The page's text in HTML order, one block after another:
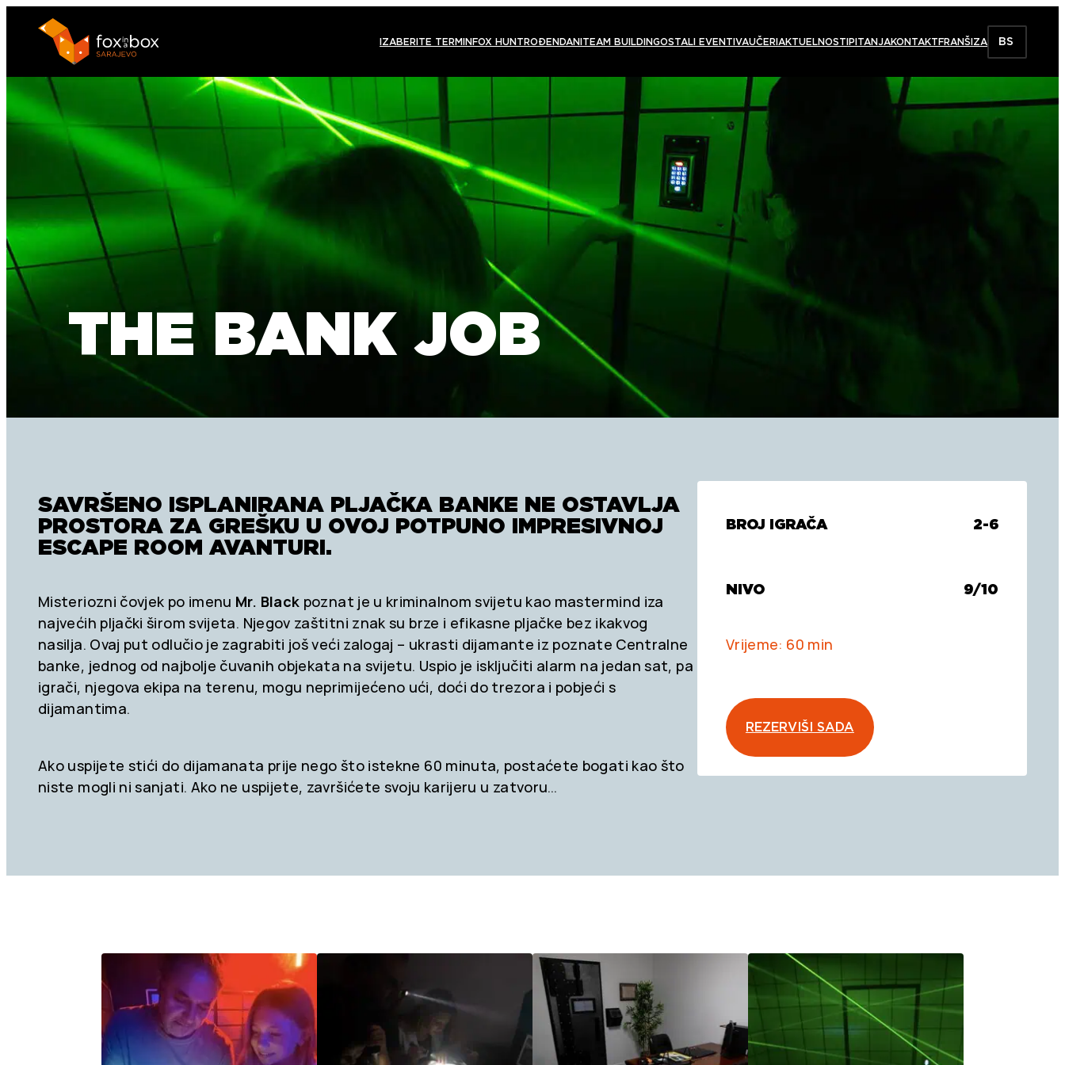
IZABERITE TERMINFOX HUNTROĐENDANITEAM BUILDINGOSTALI EVENTIVAUČERIAKTUELNOSTIPITANJAKONTAKTFRANŠIZA BS
THE BANK JOB
SAVRŠENO ISPLANIRANA PLJAČKA BANKE NE OSTAVLJA
PROSTORA ZA GREŠKU U OVOJ POTPUNO IMPRESIVNOJ
ESCAPE ROOM AVANTURI.
Misteriozni čovjek po imenu Mr. Black poznat je u kriminalnom svijetu kao mastermind iza
najvećih pljački širom svijeta. Njegov zaštitni znak su brze i efikasne pljačke bez ikakvog
nasilja. Ovaj put odlučio je zagrabiti još veći zalogaj – ukrasti dijamante iz poznate Centralne
banke, jednog od najbolje čuvanih objekata na svijetu. Uspio je isključiti alarm na jedan sat, pa
igrači, njegova ekipa na terenu, mogu neprimijećeno ući, doći do trezora i pobjeći s
dijamantima.
Ako uspijete stići do dijamanata prije nego što istekne 60 minuta, postaćete bogati kao što
niste mogli ni sanjati. Ako ne uspijete, završićete svoju karijeru u zatvoru…
BROJ IGRAČA 2-6
NIVO 9/10
Vrijeme: 60 min
REZERVIŠI SADA